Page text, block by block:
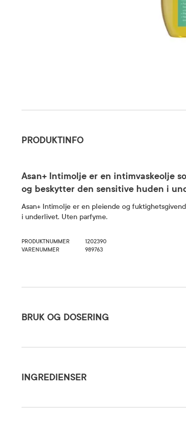
PRODUKTINFO
Asan+ Intimolje er en intimvaskeolje
og beskytter den sensitive huden i
Asan+ Intimolje er en pleiende og
i underlivet. Uten parfyme.
PRODUKTNUMMER
1202390
VARENUMMER
989763
BRUK OG DOSERING
INGREDIENSER